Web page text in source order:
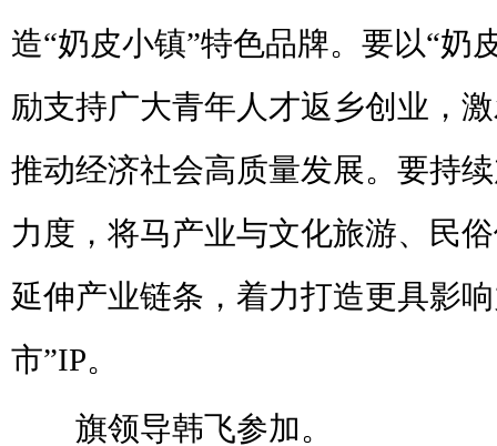
造“奶皮小镇”特色品牌。要以“奶
励支持广大青年人才返乡创业，
推动经济社会高质量发展。要持
力度，将马产业与文化旅游、民
延伸产业链条，着力打造更具影
市”IP。
旗领导韩飞参加。